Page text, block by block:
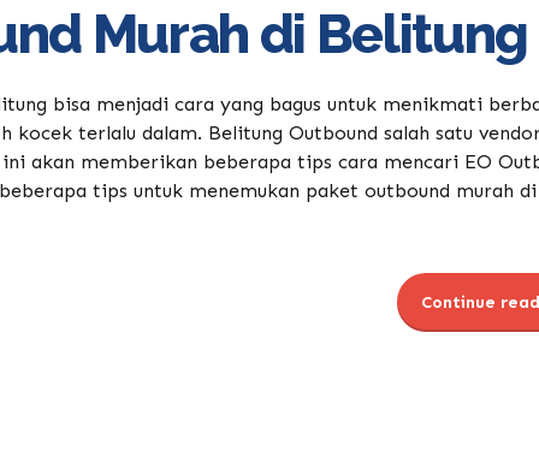
Murah di Belitung
bisa menjadi cara yang bagus untuk menikmati
kocek terlalu dalam. Belitung Outbound salah satu
akan memberikan beberapa tips cara mencari EO
tips untuk menemukan paket outbound murah di
Continue